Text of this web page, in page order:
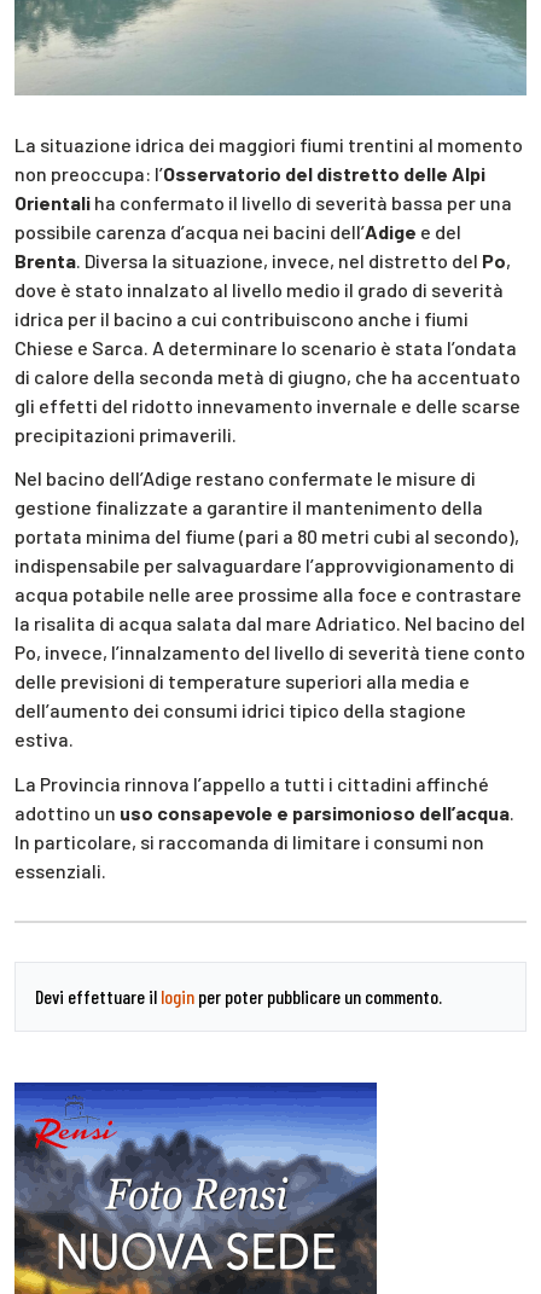
La situazione idrica dei maggiori fiumi trentini al momento
non preoccupa: l’Osservatorio del distretto delle Alpi
Orientali ha confermato il livello di severità bassa per una
possibile carenza d’acqua nei bacini dell’Adige e del
Brenta . Diversa la situazione, invece, nel distretto del Po,
dove è stato innalzato al livello medio il grado di severità
idrica per il bacino a cui contribuiscono anche i fiumi
Chiese e Sarca. A determinare lo scenario è stata l’ondata
di calore della seconda metà di giugno, che ha accentuato
gli effetti del ridotto innevamento invernale e delle scarse
precipitazioni primaverili.
Nel bacino dell’Adige restano confermate le misure di
gestione finalizzate a garantire il mantenimento della
portata minima del fiume (pari a 80 metri cubi al secondo),
indispensabile per salvaguardare l’approvvigionamento di
acqua potabile nelle aree prossime alla foce e contrastare
la risalita di acqua salata dal mare Adriatico. Nel bacino del
Po, invece, l’innalzamento del livello di severità tiene conto
delle previsioni di temperature superiori alla media e
dell’aumento dei consumi idrici tipico della stagione
estiva.
La Provincia rinnova l’appello a tutti i cittadini affinché
adottino un uso consapevole e parsimonioso dell’acqua.
In particolare, si raccomanda di limitare i consumi non
essenziali.
Devi effettuare il login per poter pubblicare un commento.